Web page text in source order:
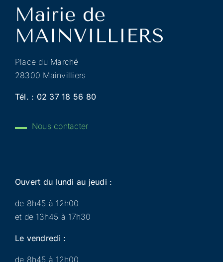
Place du Marché
28300 Mainvilliers
Tél. : 02 37 18 56 80
Nous contacter
Ouvert du lundi au jeudi :
de 8h45 à 12h00
et de 13h45 à 17h30
Le vendredi :
de 8h45 à 12h00